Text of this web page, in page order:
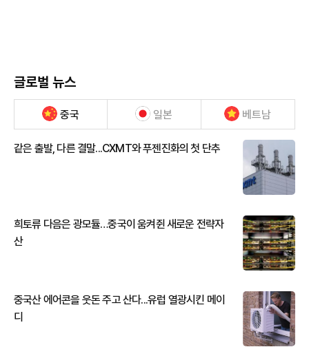
글로벌 뉴스
중국 일본 베트남
같은 출발, 다른 결말...CXMT와 푸젠진화의 첫 단추
희토류 다음은 광모듈…중국이 움켜쥔 새로운 전략자
산
중국산 에어콘을 웃돈 주고 산다...유럽 열광시킨 메이
디